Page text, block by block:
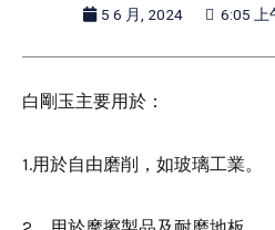
5 6 月, 2024 6:05 上
白剛玉主要用於：
1.用於自由磨削，如玻璃工業。